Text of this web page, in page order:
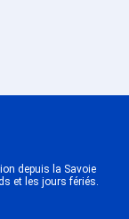
depuis la Savoie
et les jours fériés.